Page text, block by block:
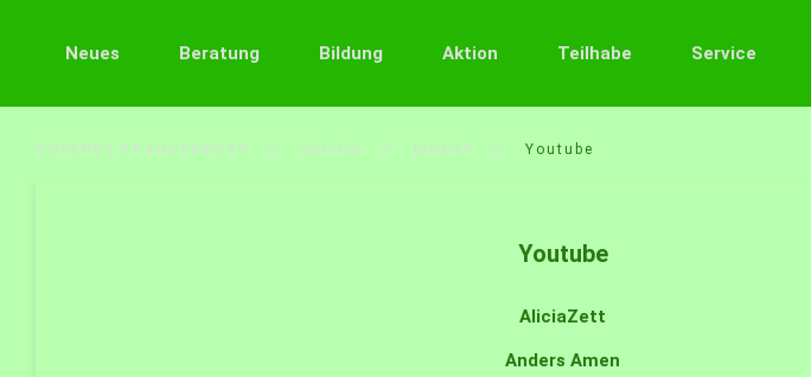
Neues Beratung Bildung Aktion Teilhabe Service
QUEERES BRANDENBURG Service Medien Youtube
Youtube
AliciaZett
Anders Amen